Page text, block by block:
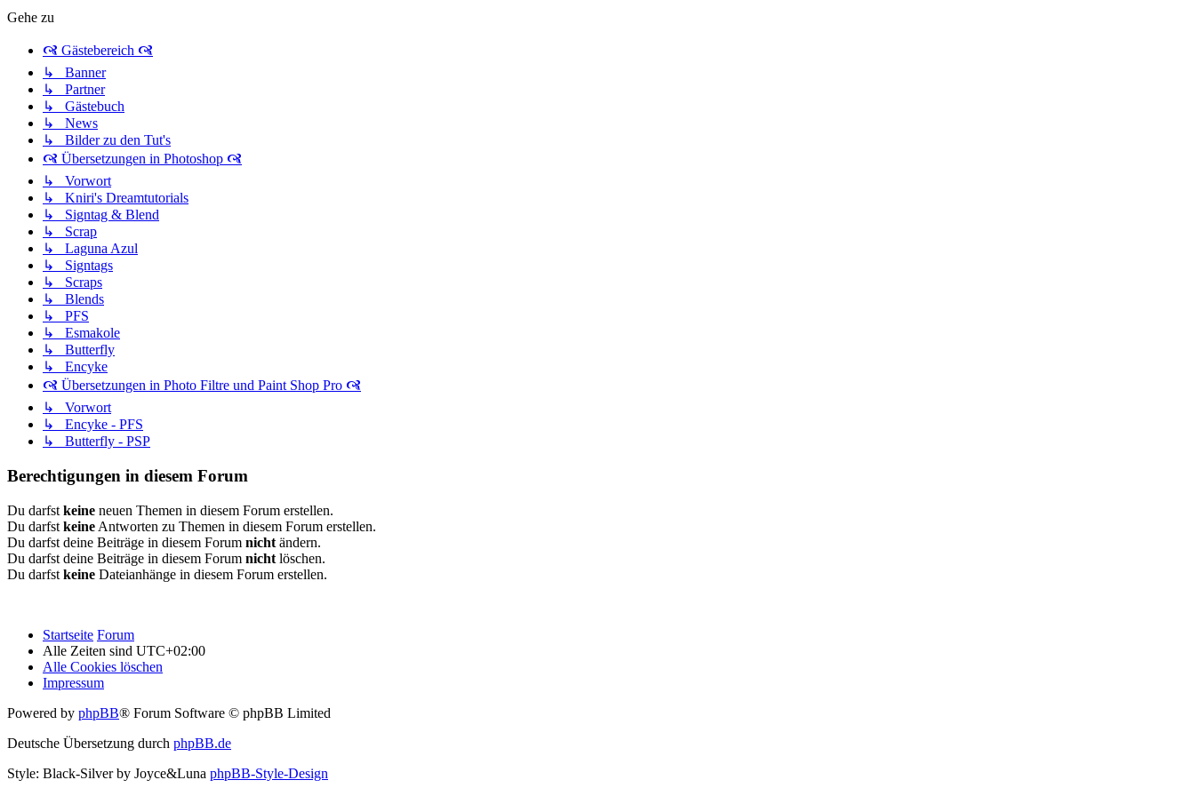
Gehe zu
🙧 Gästebereich 🙧
↳ Banner
↳ Partner
↳ Gästebuch
↳ News
↳ Bilder zu den Tut's
🙧 Übersetzungen in Photoshop 🙧
↳ Vorwort
↳ Kniri's Dreamtutorials
↳ Signtag & Blend
↳ Scrap
↳ Laguna Azul
↳ Signtags
↳ Scraps
↳ Blends
↳ PFS
↳ Esmakole
↳ Butterfly
↳ Encyke
🙧 Übersetzungen in Photo Filtre und Paint Shop Pro 🙧
↳ Vorwort
↳ Encyke - PFS
↳ Butterfly - PSP
Berechtigungen in diesem Forum
Du darfst keine neuen Themen in diesem Forum erstellen.
Du darfst keine Antworten zu Themen in diesem Forum erstellen.
Du darfst deine Beiträge in diesem Forum nicht ändern.
Du darfst deine Beiträge in diesem Forum nicht löschen.
Du darfst keine Dateianhänge in diesem Forum erstellen.
Startseite Forum
Alle Zeiten sind UTC+02:00
Alle Cookies löschen
Impressum
Powered by phpBB® Forum Software © phpBB Limited
Deutsche Übersetzung durch phpBB.de
Style: Black-Silver by Joyce&Luna phpBB-Style-Design